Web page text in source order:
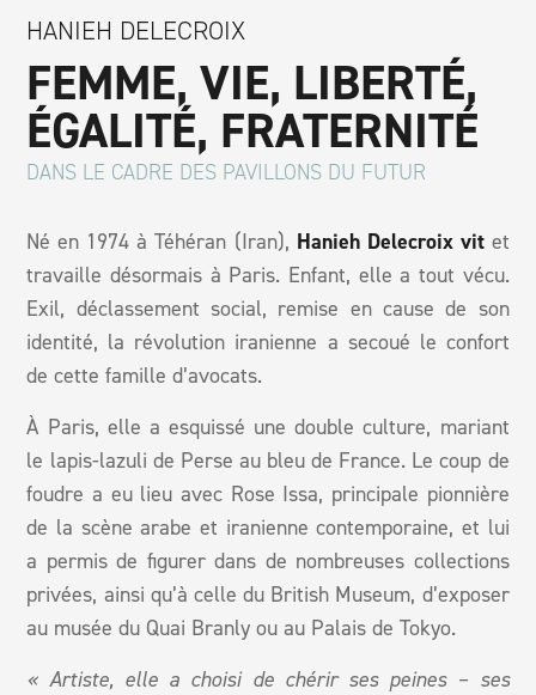
HANIEH DELECROIX
FEMME, VIE, LIBERTÉ,
ÉGALITÉ, FRATERNITÉ
DANS LE CADRE DES PAVILLONS DU FUTUR
Né en 1974 à Téhéran (Iran), Hanieh Delecroix vitet
travaille désormais à Paris. Enfant, elle a tout vécu.
Exil, déclassement social, remise en cause de son
identité, la révolution iranienne a secoué le confort
de cette famille d’avocats.
À Paris, elle a esquissé une double culture, mariant
le lapis-lazuli de Perse au bleu de France. Le coup de
foudre a eu lieu avec Rose Issa, principale pionnière
de la scène arabe et iranienne contemporaine, et lui
a permis de figurer dans de nombreuses collections
privées, ainsi qu’à celle du British Museum, d’exposer
au musée du Quai Branly ou au Palais de Tokyo.
« Artiste, elle a choisi de chérir ses peines – ses